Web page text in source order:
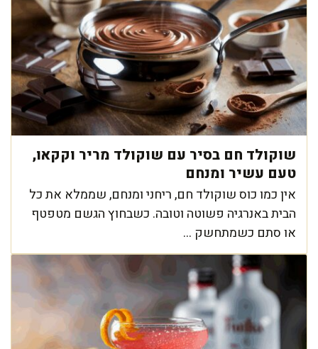
שוקולד חם בסיר עם שוקולד מריר וקקאו,
טעם עשיר ומנחם
אין כמו כוס שוקולד חם, ריחני ומנחם, שממלא את כל
הבית באנרגיה פשוטה וטובה. כשבחוץ הגשם מטפטף
או סתם כשמתחשק ...